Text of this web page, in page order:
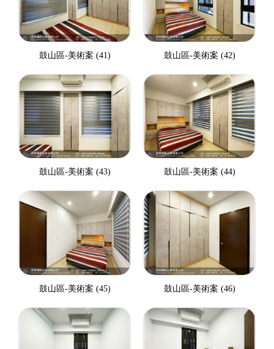
鼓山區-美術案 (41) 鼓山區-美術案 (42)
鼓山區-美術案 (43) 鼓山區-美術案 (44)
鼓山區-美術案 (45) 鼓山區-美術案 (46)